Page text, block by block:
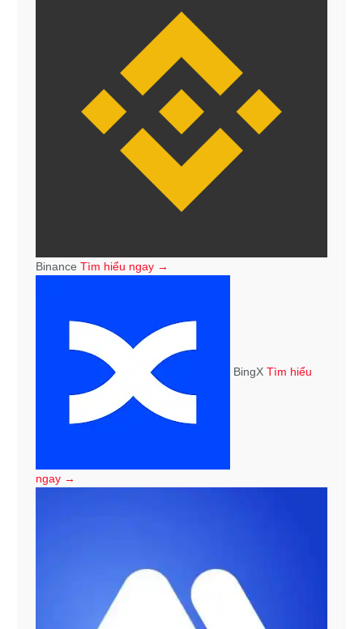
Binance Tìm hiểu ngay →
BingX Tìm hiểu
ngay →